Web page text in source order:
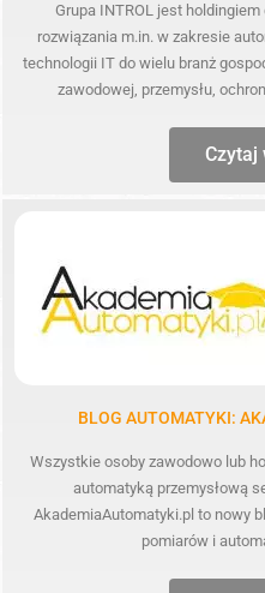
Grupa INTROL jest
rozwiązania m.in. w zakresie
technologii IT do wielu branż
zawodowej, przemysłu,
Czytaj
BLOG AUTOMATYKI:
Wszystkie osoby zawodowo lub
automatyką przemysłową
AkademiaAutomatyki.pl to nowy
pomiarów i